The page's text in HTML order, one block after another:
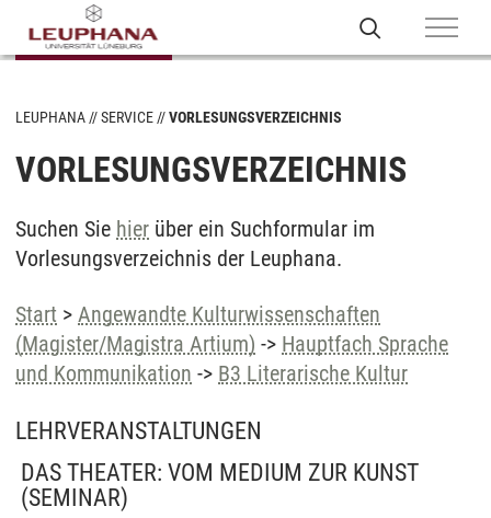
LEUPHANA SERVICE VORLESUNGSVERZEICHNIS
VORLESUNGSVERZEICHNIS
Suchen Sie hier über ein Suchformular im
Vorlesungsverzeichnis der Leuphana.
Start > Angewandte Kulturwissenschaften
(Magister/Magistra Artium) -> Hauptfach Sprache
und Kommunikation -> B3 Literarische Kultur
LEHRVERANSTALTUNGEN
DAS THEATER: VOM MEDIUM ZUR KUNST
(SEMINAR)